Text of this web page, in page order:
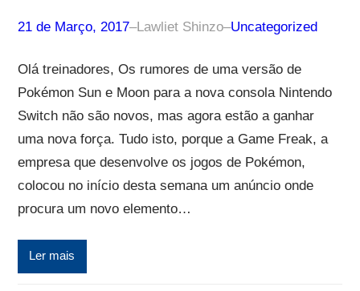
21 de Março, 2017–Lawliet Shinzo–Uncategorized
Olá treinadores, Os rumores de uma versão de
Pokémon Sun e Moon para a nova consola Nintendo
Switch não são novos, mas agora estão a ganhar
uma nova força. Tudo isto, porque a Game Freak, a
empresa que desenvolve os jogos de Pokémon,
colocou no início desta semana um anúncio onde
procura um novo elemento…
Ler mais